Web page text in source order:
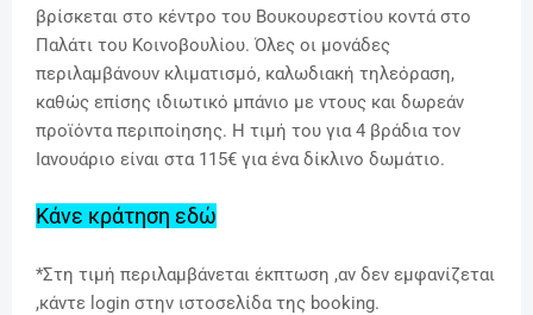
βρίσκεται στο κέντρο του Βουκουρεστίου κοντά στο
Παλάτι του Κοινοβουλίου. Όλες οι μονάδες
περιλαμβάνουν κλιματισμό, καλωδιακή τηλεόραση,
καθώς επίσης ιδιωτικό μπάνιο με ντους και δωρεάν
προϊόντα περιποίησης. Η τιμή του για 4 βράδια τον
Ιανουάριο είναι στα 115€ για ένα δίκλινο δωμάτιο.
Κάνε κράτηση εδώ
*Στη τιμή περιλαμβάνεται έκπτωση ,αν δεν εμφανίζεται
,κάντε login στην ιστοσελίδα της booking.